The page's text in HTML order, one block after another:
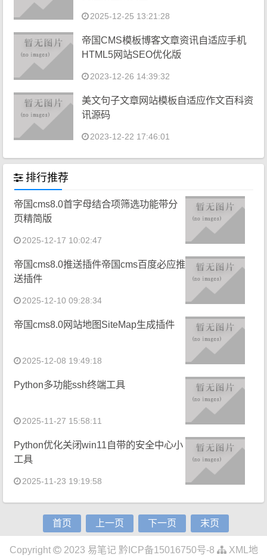
2025-12-25 13:21:28
帝国CMS模板博客文章资讯自适应手机
HTML5网站SEO优化版
2023-12-26 14:39:32
美文句子文章网站模板自适应作文百科资
讯源码
2023-12-22 17:46:01
排行推荐
帝国cms8.0首字母结合项筛选功能带分
页精简版
2025-12-17 10:02:47
帝国cms8.0推送插件帝国cms百度必应推
送插件
2025-12-10 09:28:34
帝国cms8.0网站地图SiteMap生成插件
2025-12-08 19:49:18
Python多功能ssh终端工具
2025-11-27 15:58:11
Python优化关闭win11自带的安全中心小
工具
2025-11-23 19:19:58
首页 上一页 下一页 末页
Copyright 2023 易笔记 黔ICP备15016750号-8 XML地